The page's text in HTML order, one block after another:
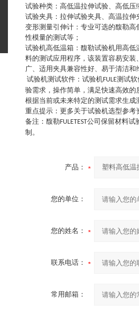
试验种类 ： 高低温拉伸试验、高低
试验夹具 ： 拉伸试验夹具、高温拉伸
变形测量引伸计 ： 专业可选的馥勒高
性模量的测试等 ；
试验机高低温箱 ： 馥勒试验机用高低
料的测试应用程序，该装置容易安
广、适用夹具兼容性好、易于清洁和
试验机测试软件 ： 试验机FULE测试
验需求，操作简单，满足快速高效
根据当前或未来特定的测试需求生成
重点提示 ： 更多关于试验机选型参
备注：馥勒FULETEST公司保留材料试
制。
产品：
您的单位：
您的姓名：
联系电话：
常用邮箱：